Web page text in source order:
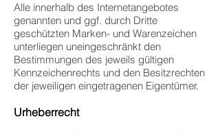
Alle innerhalb des Internetangebotes
genannten und ggf. durch Dritte
geschützten Marken- und Warenzeichen
unterliegen uneingeschränkt den
Bestimmungen des jeweils gültigen
Kennzeichenrechts und den Besitzrechten
der jeweiligen eingetragenen Eigentümer.
Urheberrecht